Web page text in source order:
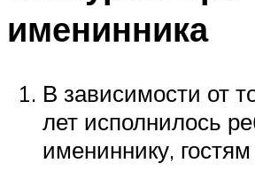
именинника
В зависимости от
лет исполнилось
имениннику, гостям